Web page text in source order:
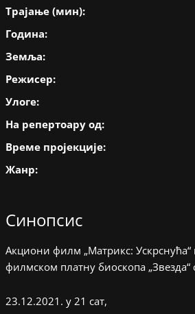
Трајање (мин):
Година:
Земља:
Режисер:
Улоге:
На репертоару од:
Време пројекције:
Жанр:
Синопсис
Акциони филм „Матрикс: Ускрснућа“
филмском платну биоскопа
23.12.2021. у 21 сат,